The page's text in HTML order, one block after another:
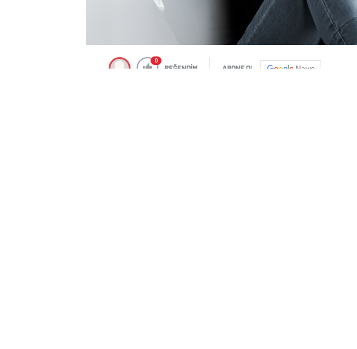
0
BEĞENDİM ABONE OL News